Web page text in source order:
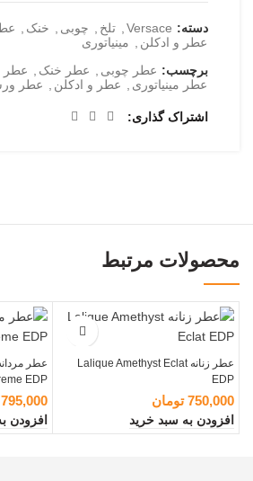
دسته: Versace تلخ چوبی خنک
عطر و ادکلن
مینیاتوری
برچسب: عطر چوبی عطر خنک عطر
عطر مینیاتوری
عطر و ادکلن عطر
اشتراک گذاری
محصولات مرتبط
عطر زنانه Lalique Amethyst Eclat
EDP
750,000 تومان
افزودن به سبد خرید
EDP
795,000
افزودن